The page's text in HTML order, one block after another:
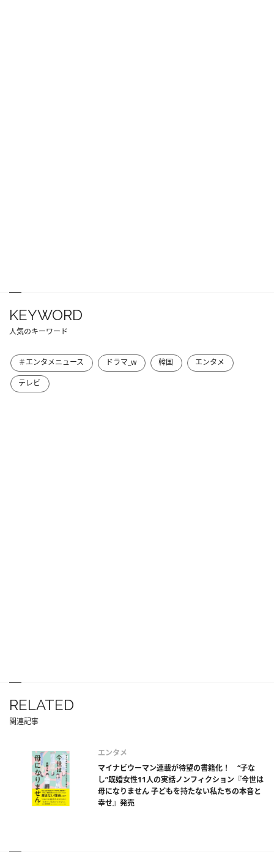
KEYWORD
人気のキーワード
＃エンタメニュース ドラマ_w 韓国
エンタメ
テレビ
RELATED
関連記事
エンタメ
マイナビウーマン連載が待望の書籍化！ “子な
し”既婚女性11人の実話ノンフィクション『今世は
母になりません 子どもを持たない私たちの本音と
幸せ』発売